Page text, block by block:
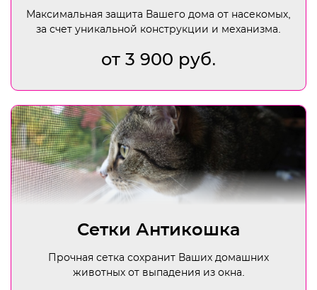
Максимальная защита Вашего дома от насекомых,
за счет уникальной конструкции и механизма.
от 3 900 руб.
Сетки Антикошка
Прочная сетка сохранит Ваших домашних
животных от выпадения из окна.